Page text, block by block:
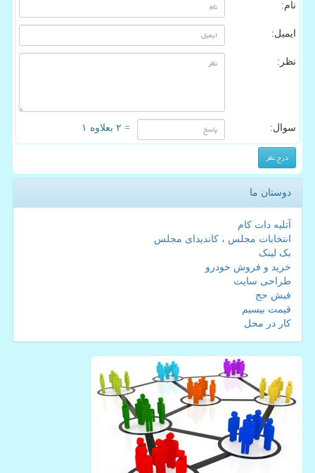
نام:
ایمیل:
نظر:
سوال: = ۲ بعلاوه ۱
دوستان ما
آتلیه دات کام
انتخابات مجلس ، کاندیدای مجلس
بک لینک
خرید و فروش خودرو
طراحی سایت
فیش حج
قیمت بیسیم
کار در محل